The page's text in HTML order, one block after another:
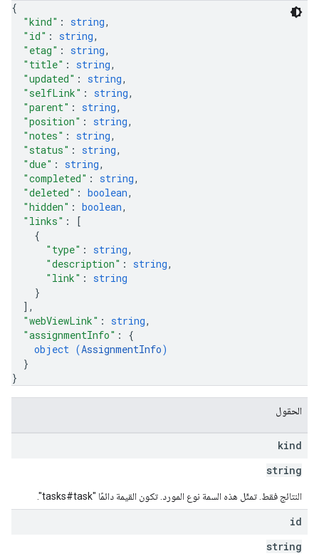
{
"kind" : string,
"id" : string,
"etag" : string,
"title" : string,
"updated" : string,
"selfLink" : string,
"parent" : string,
"position" : string,
"notes" : string,
"status" : string,
"due" : string,
"completed" : string,
"deleted" : boolean,
"hidden" : boolean,
"links" :
[
{
"type" : string,
"description" : string,
"link" : string
}
] ,
"webViewLink" : string,
"assignmentInfo" : {
object (AssignmentInfo)
}
}
الحقول
kind
string
النتائج فقط. تمثّل هذه السمة نوع المورد. تكون القيمة دائمًا "tasks#task".
id
string